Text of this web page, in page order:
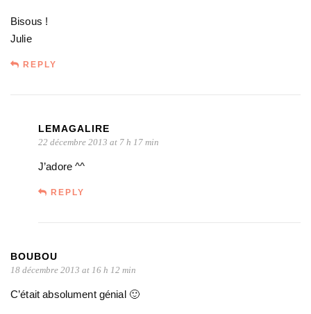
Bisous !
Julie
REPLY
LEMAGALIRE
22 décembre 2013 at 7 h 17 min
J’adore ^^
REPLY
BOUBOU
18 décembre 2013 at 16 h 12 min
C’était absolument génial 🙂